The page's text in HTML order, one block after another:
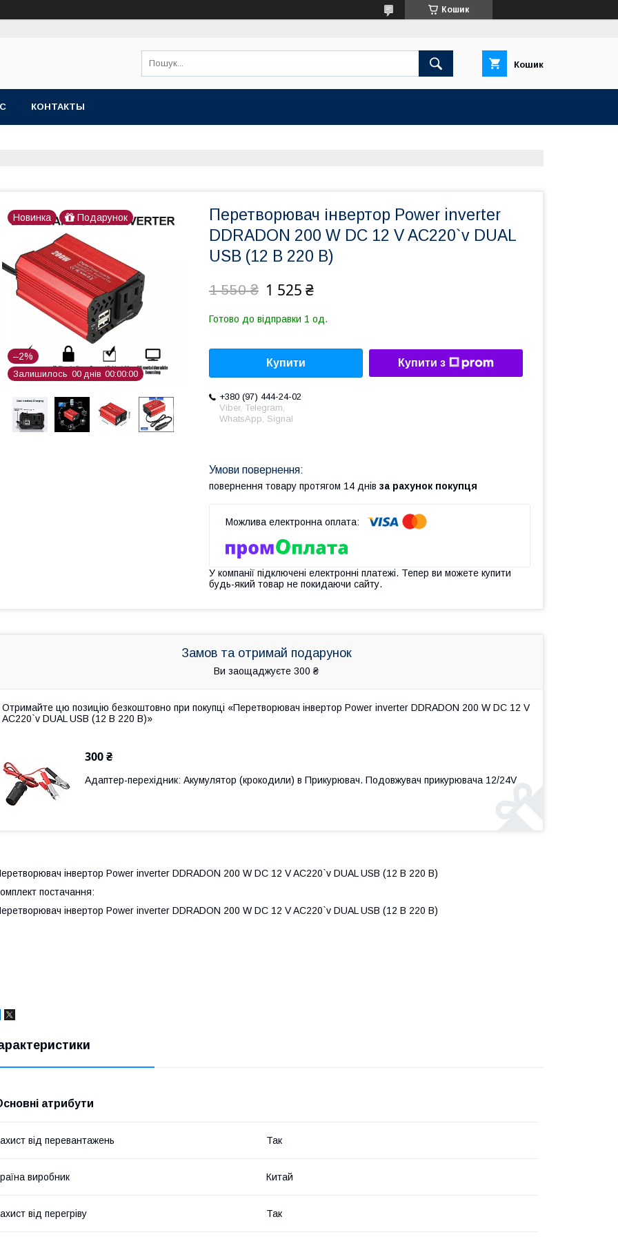
Кошик
Кошик
КОНТАКТЫ
Новинка Подарунок
–2%
Залишилось 00 днів 00 00 00
Перетворювач інвертор Power inverter
DDRADON 200 W DC 12 V AC220`v DUAL
USB (12 В 220 В)
1 550 ₴ 1 525 ₴
Готово до відправки 1 од.
Купити Купити з
+380 (97) 444-24-02
Viber, Telegram,
WhatsApp, Signal
повернення товару протягом 14 днів за рахунок покупця
У компанії підключені електронні платежі. Тепер ви можете купити
будь-який товар не покидаючи сайту.
Замов та отримай подарунок
Ви заощаджуєте 300 ₴
Отримайте цю позицію безкоштовно при покупці «Перетворювач інвертор Power inverter DDRADON 200 W DC 12 V
AC220`v DUAL USB (12 В 220 В)»
300 ₴
Адаптер-перехідник: Акумулятор (крокодили) в Прикурювач. Подовжувач прикурювача 12/24V
інвертор Power inverter DDRADON 200 W DC 12 V AC220`v DUAL USB (12 В 220 В)
постачання:
інвертор Power inverter DDRADON 200 W DC 12 V AC220`v DUAL USB (12 В 220 В)
атрибути
від перевантажень Так
виробник Китай
від перегріву Так